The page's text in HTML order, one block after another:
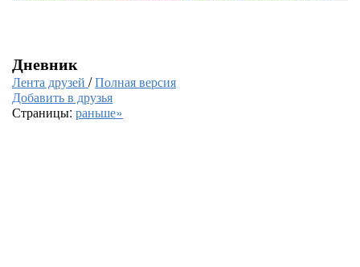
Дневник
Лента друзей /Полная версия
Добавить в друзья
Страницы: раньше»